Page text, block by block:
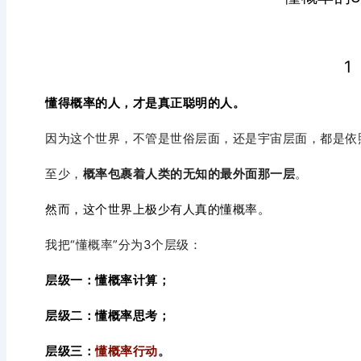
1
懂得概率的人，才是真正聪明的人。
因为这个世界，不管是世俗层面，还是宇宙层面，都是依
至少， 概率包裹着人类的无知的最外面那一层。
然而，这个世界上极少有人真的懂概率。
我把“懂概率”分为3个层级：
层级一：懂概率计算 ；
层级二：懂概率思考 ；
层级三：懂概率行动。